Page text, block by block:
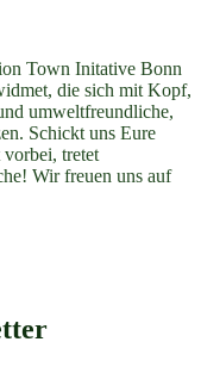
Town Initative Bonn
die sich mit Kopf,
umweltfreundliche,
Schickt uns Eure
tretet
Wir freuen uns auf